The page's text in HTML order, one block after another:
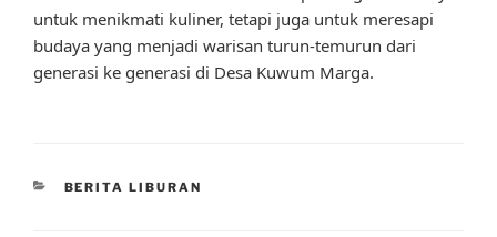
untuk menikmati kuliner, tetapi juga untuk meresapi
budaya yang menjadi warisan turun-temurun dari
generasi ke generasi di Desa Kuwum Marga.
CATEGORIES
BERITA LIBURAN